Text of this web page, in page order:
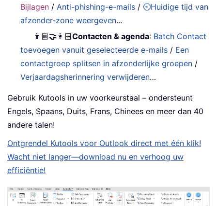
Bijlagen / Anti-phishing-e-mails / 🕘Huidige tijd van
afzender-zone weergeven...
👩🏼‍🤝‍👩🏻Contacten & agenda: Batch Contact
toevoegen vanuit geselecteerde e-mails / Een
contactgroep splitsen in afzonderlijke groepen /
Verjaardagsherinnering verwijderen…
Gebruik Kutools in uw voorkeurstaal – ondersteunt
Engels, Spaans, Duits, Frans, Chinees en meer dan 40
andere talen!
Ontgrendel Kutools voor Outlook direct met één klik!
Wacht niet langer—download nu en verhoog uw
efficiëntie!